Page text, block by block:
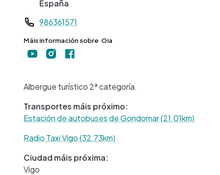
España
Teléfono
986361571
Máis información sobre Oia
Albergue turístico 2ª categoría.
Transportes máis próximo:
Estación de autobuses de Gondomar (21.01km)
Radio Taxi Vigo (32.73km)
Ciudad máis próxima:
Vigo